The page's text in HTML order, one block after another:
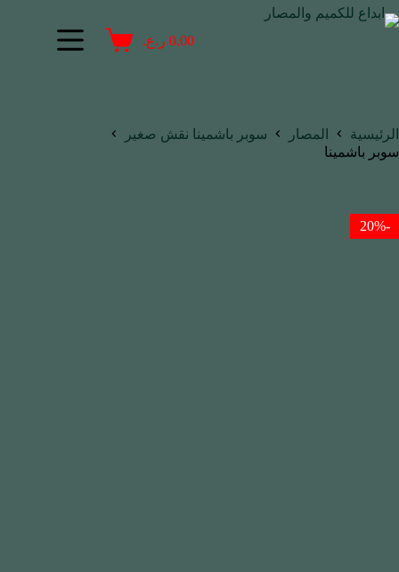
0.00 ر.ع.
الرئيسية المصار
سوبر باشمينا نقش صغير
سوبر باشمينا
-20%